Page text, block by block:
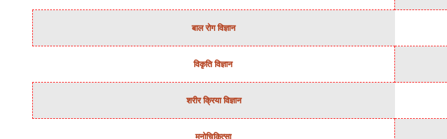
बाल रोग विज्ञान
विकृति विज्ञान
शरीर क्रिया विज्ञान
मनोचिकित्‍सा